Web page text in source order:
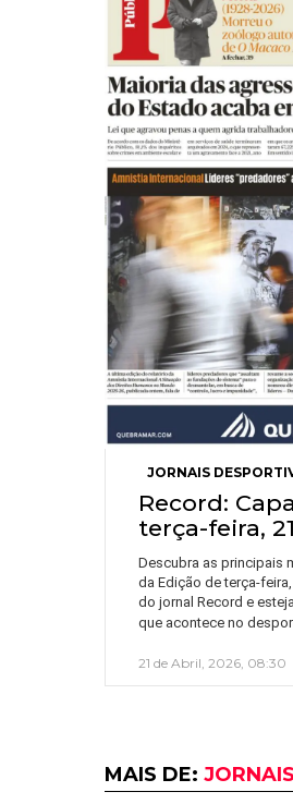
JORNAIS
Record:
terça-feira,
Descubra as principais
da Edição de terça-
do jornal Record e
que acontece no
21 de Abril, 2026, 08:30
MAIS DE: